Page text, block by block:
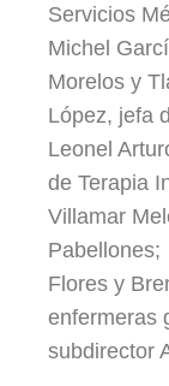
Servicios
Michel
Morelos y
López, jefa
Leonel
de Terapia
Villamar
Flores y
enfermeras
subdirector